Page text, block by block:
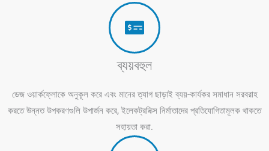
ব্যয়বহুল
ডেজ ওয়ার্কফ্লোকে অনুকূল করে এবং মানের ত্যাগ ছাড়াই ব্যয়-কার্যকর সমাধান সরবরাহ
করতে উন্নত উপকরণগুলি উপার্জন করে, ইলেকট্রনিক্স নির্মাতাদের প্রতিযোগিতামূলক থাকতে
সহায়তা করা.